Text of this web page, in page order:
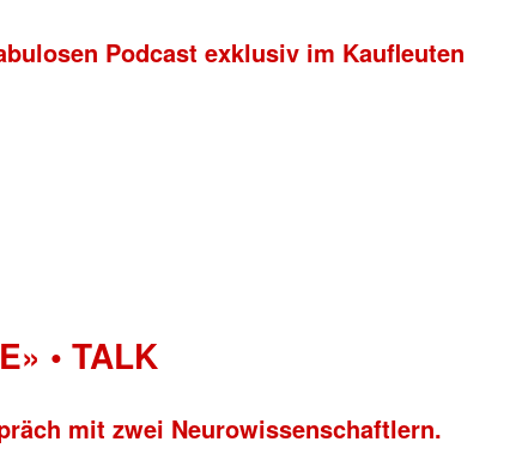
Podcast exklusiv im Kaufleuten
• TALK
mit zwei Neurowissenschaftlern.